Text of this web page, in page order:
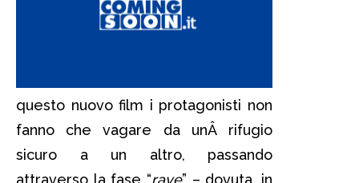
questo nuovo film i protagonisti non
fanno che vagare da unÂ rifugio
sicuro a un altro, passando
attraverso la fase “rave” – dovuta, in